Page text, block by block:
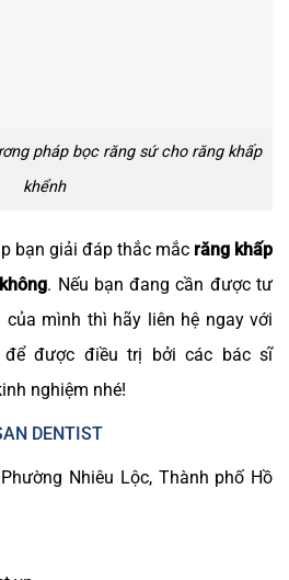
pháp bọc răng sứ cho răng khấp
khểnh
bạn giải đáp thắc mắc răng khấp
. Nếu bạn đang cần được tư
mình thì hãy liên hệ ngay với
được điều trị bởi các bác sĩ
nghiệm nhé!
DENTIST
Nhiêu Lộc, Thành phố Hồ